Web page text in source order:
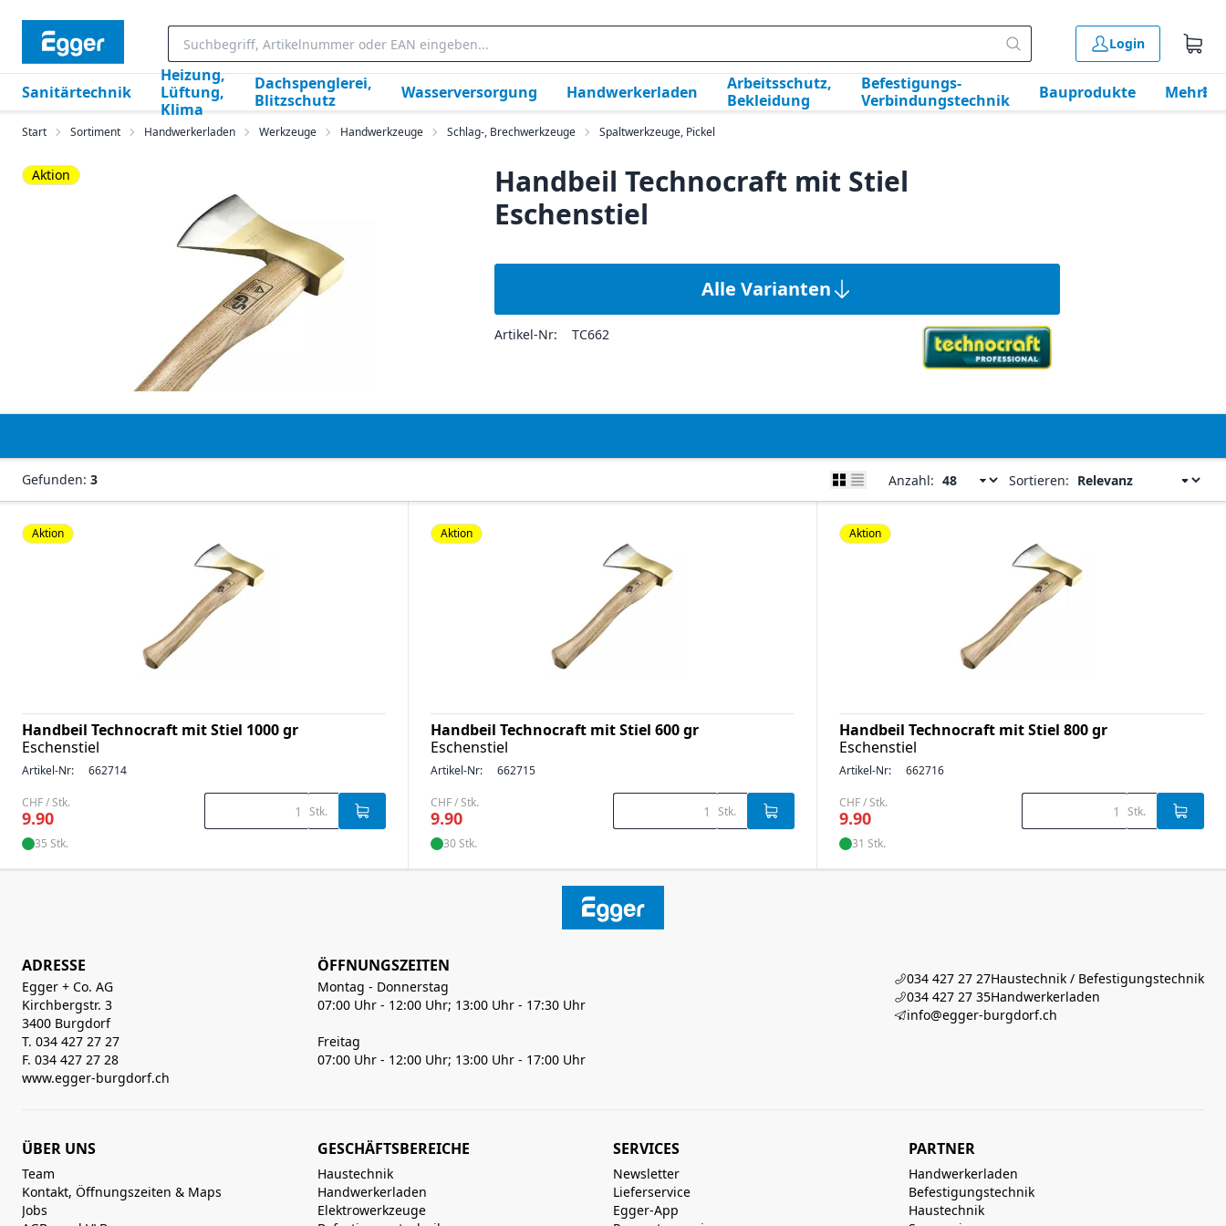
Login
Sanitärtechnik
Heizung,
Lüftung,
Klima
Dachspenglerei,
Blitzschutz
Wasserversorgung Handwerkerladen
Arbeitsschutz,
Bekleidung
Befestigungs-
Verbindungstechnik
Bauprodukte Mehr
Start Sortiment Handwerkerladen Werkzeuge Handwerkzeuge Schlag-, Brechwerkzeuge Spaltwerkzeuge, Pickel
Handbeil Technocraft mit Stiel
Eschenstiel
Aktion
Alle Varianten
Artikel-Nr: TC662
Gefunden: 3 Anzahl: Sortieren:
Aktion
Handbeil Technocraft mit Stiel 1000 gr
Eschenstiel
Artikel-Nr: 662714
CHF / Stk.
9.90 Stk.
35 Stk.
Aktion
Handbeil Technocraft mit Stiel 600 gr
Eschenstiel
Artikel-Nr: 662715
CHF / Stk.
9.90 Stk.
30 Stk.
Aktion
Handbeil Technocraft mit Stiel 800 gr
Eschenstiel
Artikel-Nr: 662716
CHF / Stk.
9.90 Stk.
31 Stk.
ADRESSE
Egger + Co. AG
Kirchbergstr. 3
3400 Burgdorf
T. 034 427 27 27
F. 034 427 27 28
www.egger-burgdorf.ch
ÖFFNUNGSZEITEN
Montag - Donnerstag
07:00 Uhr - 12:00 Uhr; 13:00 Uhr - 17:30 Uhr
Freitag
07:00 Uhr - 12:00 Uhr; 13:00 Uhr - 17:00 Uhr
034 427 27 27Haustechnik / Befestigungstechnik
034 427 27 35Handwerkerladen
info@egger-burgdorf.ch
ÜBER UNS
Team
Kontakt, Öffnungszeiten & Maps
Jobs
GESCHÄFTSBEREICHE
Haustechnik
Handwerkerladen
Elektrowerkzeuge
SERVICES
Newsletter
Lieferservice
Egger-App
PARTNER
Handwerkerladen
Befestigungstechnik
Haustechnik